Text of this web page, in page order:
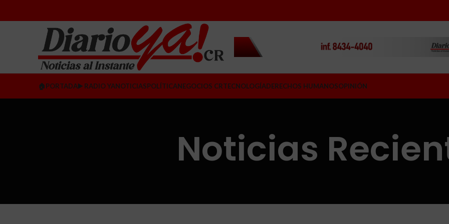
🏠PORTADA▶️ RADIO YANOTICIASPOLÍTICANEGOCIOS CRTECNOLOGÍADERECHOS HUMANOSOPINIÓN
Noticias